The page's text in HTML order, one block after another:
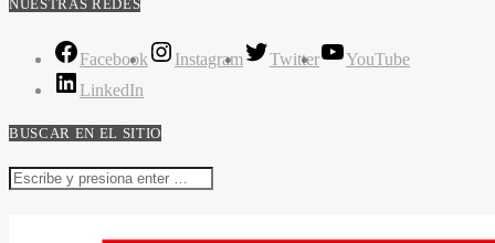
NUESTRAS REDES
Facebook Instagram Twitter
YouTube
LinkedIn
BUSCAR EN EL SITIO